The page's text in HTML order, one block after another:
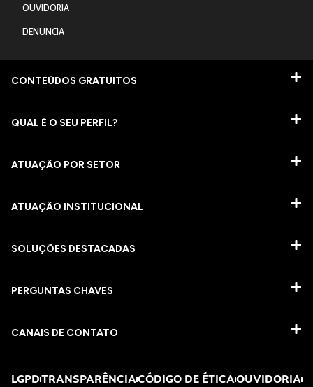
OUVIDORIA
DENUNCIA
CONTEÚDOS GRATUITOS
QUAL É O SEU PERFIL?
ATUAÇÃO POR SETOR
ATUAÇÃO INSTITUCIONAL
SOLUÇÕES DESTACADAS
PERGUNTAS CHAVES​
CANAIS DE CONTATO
LGPDTRANSPARÊNCIACÓDIGO DE ÉTICAOUVIDORIA